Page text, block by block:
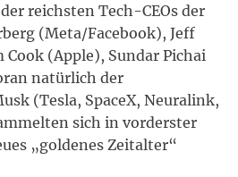
reichsten Tech-CEOs der
(Meta/Facebook), Jeff
Cook (Apple), Sundar Pichai
natürlich der
(Tesla, SpaceX, Neuralink,
sich in vorderster
„goldenes Zeitalter“